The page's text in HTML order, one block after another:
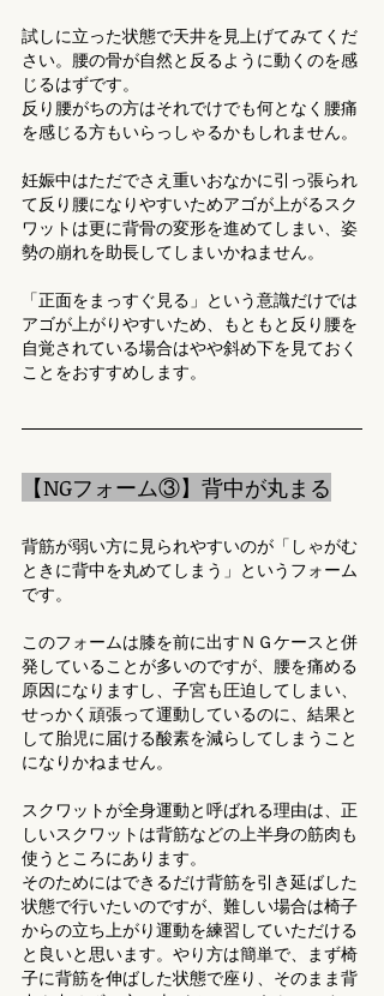
試しに立った状態で天井を見上げてみてくだ
さい。腰の骨が自然と反るように動くのを感
じるはずです。
反り腰がちの方はそれでけでも何となく腰痛
を感じる方もいらっしゃるかもしれません。
妊娠中はただでさえ重いおなかに引っ張られ
て反り腰になりやすいためアゴが上がるスク
ワットは更に背骨の変形を進めてしまい、姿
勢の崩れを助長してしまいかねません。
「正面をまっすぐ見る」という意識だけでは
アゴが上がりやすいため、もともと反り腰を
自覚されている場合はやや斜め下を見ておく
ことをおすすめします。
【NGフォーム③】背中が丸まる
背筋が弱い方に見られやすいのが「しゃがむ
ときに背中を丸めてしまう」というフォーム
です。
このフォームは膝を前に出すＮＧケースと併
発していることが多いのですが、腰を痛める
原因になりますし、子宮も圧迫してしまい、
せっかく頑張って運動しているのに、結果と
して胎児に届ける酸素を減らしてしまうこと
になりかねません。
スクワットが全身運動と呼ばれる理由は、正
しいスクワットは背筋などの上半身の筋肉も
使うところにあります。
そのためにはできるだけ背筋を引き延ばした
状態で行いたいのですが、難しい場合は椅子
からの立ち上がり運動を練習していただける
と良いと思います。やり方は簡単で、まず椅
子に背筋を伸ばした状態で座り、そのまま背